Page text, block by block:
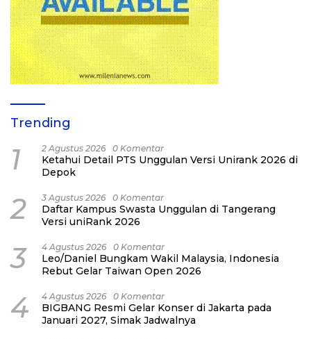
Trending
1 2 Agustus 2026 0 Komentar
Ketahui Detail PTS Unggulan Versi Unirank 2026 di
Depok
2 3 Agustus 2026 0 Komentar
Daftar Kampus Swasta Unggulan di Tangerang
Versi uniRank 2026
3 4 Agustus 2026 0 Komentar
Leo/Daniel Bungkam Wakil Malaysia, Indonesia
Rebut Gelar Taiwan Open 2026
4 4 Agustus 2026 0 Komentar
BIGBANG Resmi Gelar Konser di Jakarta pada
Januari 2027, Simak Jadwalnya